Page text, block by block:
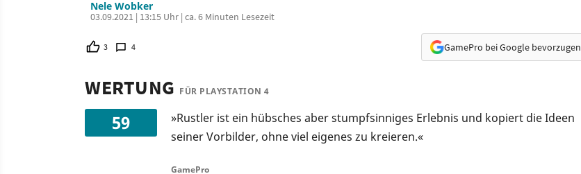
Nele Wobker
03.09.2021 | 13:15 Uhr | ca. 6 Minuten Lesezeit
3 4 GamePro bei Google bevorzugen
WERTUNG FÜR PLAYSTATION 4
59
»Rustler ist ein hübsches aber stumpfsinniges Erlebnis und kopiert die Ideen
seiner Vorbilder, ohne viel eigenes zu kreieren.«
GamePro